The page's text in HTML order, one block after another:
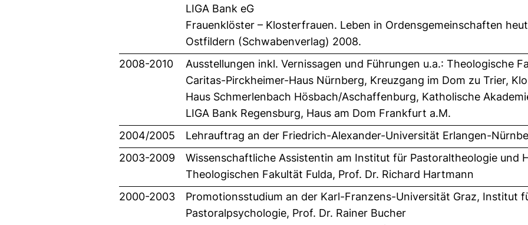
LIGA Bank eG
Frauenklöster – Klosterfrauen. Leben in Ordensgemeinschaften
Ostfildern (Schwabenverlag) 2008.
2008-2010
Ausstellungen inkl. Vernissagen und Führungen u.a.: Theologische
Caritas-Pirckheimer-Haus Nürnberg, Kreuzgang im Dom zu Trier,
Haus Schmerlenbach Hösbach/Aschaffenburg, Katholische
LIGA Bank Regensburg, Haus am Dom Frankfurt a.M.
2004/2005
Lehrauftrag an der Friedrich-Alexander-Universität Erlangen-
2003-2009
Wissenschaftliche Assistentin am Institut für Pastoraltheologie und
Theologischen Fakultät Fulda, Prof. Dr. Richard Hartmann
2000-2003
Promotionsstudium an der Karl-Franzens-Universität Graz, Institut
Pastoralpsychologie, Prof. Dr. Rainer Bucher